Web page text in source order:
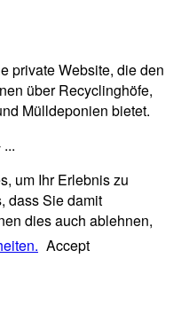
private Website, die den
über Recyclinghöfe,
Mülldeponien bietet.
um Ihr Erlebnis zu
dass Sie damit
dies auch ablehnen,
Accept